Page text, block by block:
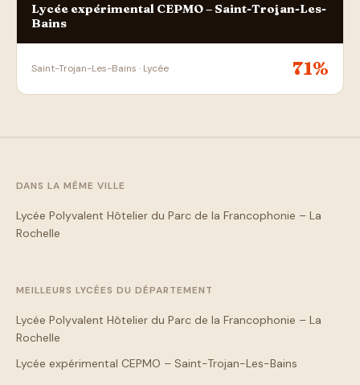
Lycée expérimental CEPMO – Saint-Trojan-Les-
Bains
Saint-Trojan-Les-Bains · Lycée 71%
DANS LA MÊME VILLE
Lycée Polyvalent Hôtelier du Parc de la Francophonie – La
Rochelle
MEILLEURS LYCÉES DU DÉPARTEMENT
Lycée Polyvalent Hôtelier du Parc de la Francophonie – La
Rochelle
Lycée expérimental CEPMO – Saint-Trojan-Les-Bains